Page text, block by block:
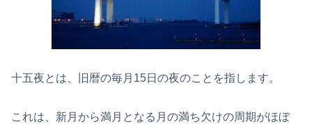
十五夜とは、旧暦の毎月15日の夜のことを指します。
これは、新月から満月となる月の満ち欠けの周期がほぼ